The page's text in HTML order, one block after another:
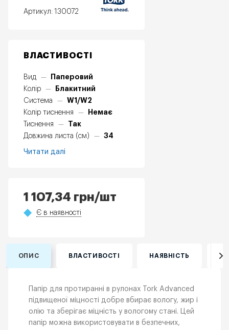
Артикул: 130072
ВЛАСТИВОСТІ
Вид —
Паперовий
Колір
—
Блакитний
Система
—
W1/W2
Колір тиснення
—
Немає
Тиснення
—
Так
Довжина листа (см)
— 34
Читати далі
1 107,34 грн/шт
Є в наявності
ОПИС ВЛАСТИВОСТІ НАЯВНІСТЬ
Папір для протиранні в рулонах Tork Advanced
підвищеної міцності добре вбирає вологу, жир і
олію та зберігає міцність у вологому стані. Цей
папір можна використовувати в безпечних,